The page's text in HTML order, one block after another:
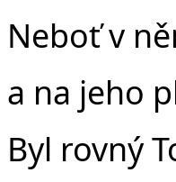
Neboť v
a na jeho
Byl rovný